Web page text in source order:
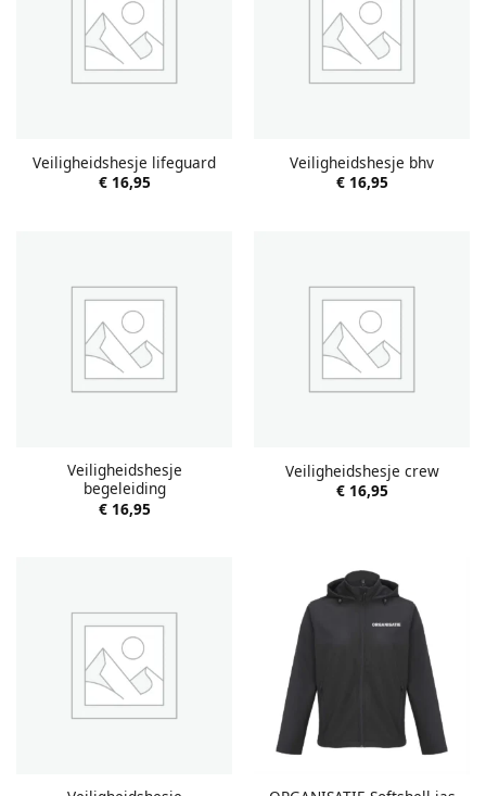
Veiligheidshesje lifeguard
€16,95
Veiligheidshesje bhv
€16,95
Veiligheidshesje
begeleiding
€16,95
Veiligheidshesje crew
€16,95